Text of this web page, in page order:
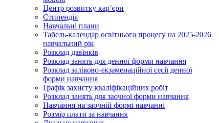
Центр розвитку кар’єри
Стипендія
Навчальні плани
Табель-календар освітнього процесу на 2025-2026
навчальний рік
Розклад дзвінків
Розклад занять для денної форми навчання
Розклад заліково-екзаменаційної сесії денної
форми навчання
Графік захисту кваліфікаційних робіт
Розклад занять для заочної форми навчання
Навчання на заочній формі навчанні
Розмір плати за навчання